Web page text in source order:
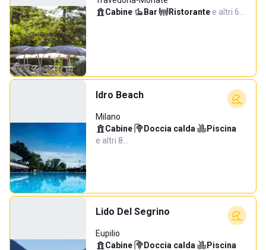
Cabine· Bar· Ristorante·e altri 6…
Idro Beach
Milano
Cabine· Doccia calda· Piscina·
e altri 8…
Lido Del Segrino
Eupilio
Cabine· Doccia calda· Piscina·